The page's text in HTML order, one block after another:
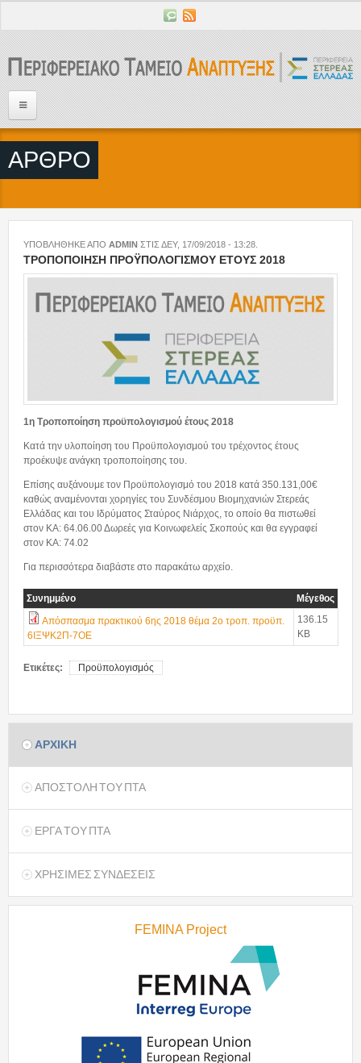
Παράκαμψη προς το κυρίως περιεχόμενο
Αρχική
Αποστολή του ΠΤΑ
Ανακοινώσεις
Προκηρύξεις
14/07/2026 - 09:49
30/06/2026 - 14:40
Επικοινωνία
ΑΡΘΡΟ
ΥΠΟΒΛΗΘΗΚΕ ΑΠΟ ADMIN ΣΤΙΣ ΔΕΥ, 17/09/2018 - 13:28
ΤΡΟΠΟΠΟΙΗΣΗ ΠΡΟΫΠΟΛΟΓΙΣΜΟΥ ΕΤΟΥΣ 2018
1η Τροποποίηση προϋπολογισμού έτους 2018
Κατά την υλοποίηση του Προϋπολογισμού του τρέχοντος έτους
προέκυψε ανάγκη τροποποίησης του.
Επίσης αυξάνουμε τον Προϋπολογισμό του 2018 κατά 350.131,00€
καθώς αναμένονται χορηγίες του Συνδέσμου Βιομηχανιών Στερεάς
Ελλάδας και του Ιδρύματος Σταύρος Νιάρχος, το οποίο θα πιστωθεί
στον ΚΑ: 64.06.00 Δωρεές για Κοινωφελείς Σκοπούς και θα εγγραφεί
στον ΚΑ: 74.02
Για περισσότερα διαβάστε στο παρακάτω αρχείο.
Συνημμένο
Μέγεθος
Απόσπασμα πρακτικού 6ης 2018 θέμα 2ο τροπ. προϋπ.
6ΙΞΨΚ2Π-7ΟΕ
136.15
KB
Ετικέτες: Προϋπολογισμός
ΑΡΧΙΚΗ
ΑΠΟΣΤΟΛΗ ΤΟΥ ΠΤΑ
ΕΡΓΑ ΤΟΥ ΠΤΑ
ΧΡΗΣΙΜΕΣ ΣΥΝΔΕΣΕΙΣ
FEMINA Project